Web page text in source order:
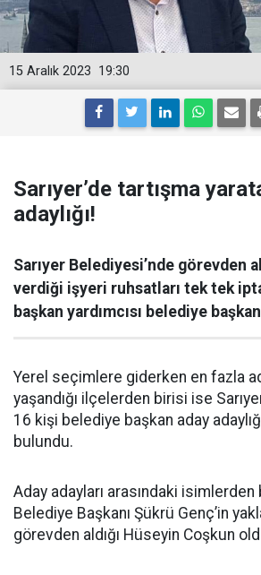
19:30
15 Aralık 2023
Sarıyer’de tartışma
adaylığı!
Sarıyer Belediyesi’nde görevden
verdiği işyeri ruhsatları tek tek
başkan yardımcısı belediye
Yerel seçimlere giderken en fazla
yaşandığı ilçelerden birisi ise
16 kişi belediye başkan aday
bulundu.
Aday adayları arasındaki
Belediye Başkanı Şükrü Genç’in
görevden aldığı Hüseyin Coşkun